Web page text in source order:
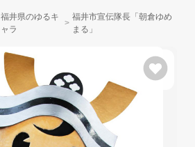
福井県のゆるキ
ャラ
福井市宣伝隊長「朝倉ゆめ
まる」